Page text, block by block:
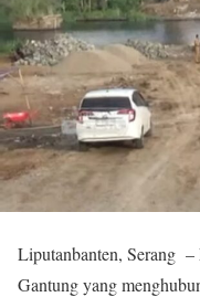
Liputanbanten, Serang –
Gantung yang